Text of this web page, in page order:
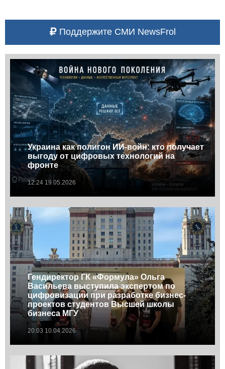
Поддержите СМИ NewsFrol
Украина как полигон ИИ-войн: кто получает
выгоду от цифровых технологий на
фронте
12:24 19.05.2026
Гендиректор ГК «Формула» Ольга
Васильева выступила экспертом по
цифровизации при разработке бизнес-
проектов студентов Высшей школы
бизнеса МГУ
20:03 10.04.2026